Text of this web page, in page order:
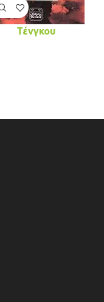
Τένγκου